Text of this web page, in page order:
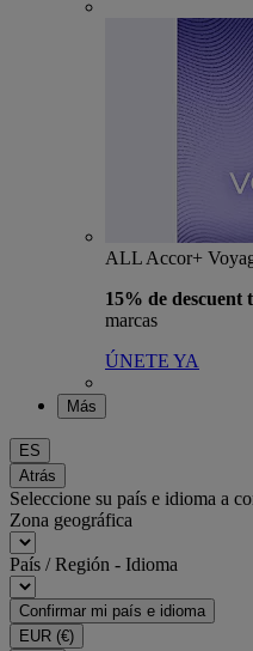
ALL Accor+
15% de descuent
marcas
ÚNETE YA
Más
ES
Atrás
Seleccione su país e idioma a
Zona geográfica
País / Región - Idioma
Confirmar mi país e idioma
EUR (€)